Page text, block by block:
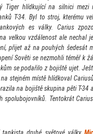
Tiger hlídkující na silnici mezi
T-34. Byl to stroj, kterému
es války. Carius
velkou vzdálenost ale nechal
přijet až na pouhých šedesát
Sověti se nezmohli téměř k
se podařilo z bojiště ujet.
stejném místě hlídkoval
na bojiště skupina pěti T-34
spolubojovníků. Tentokrát